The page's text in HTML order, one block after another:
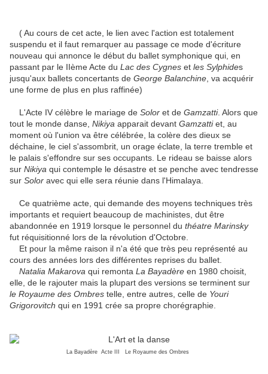
( Au cours de cet acte, le lien avec l'action est totalement
suspendu et il faut remarquer au passage ce mode d'écriture
nouveau qui annonce le début du ballet symphonique qui, en
passant par le IIème Acte du Lac des Cygnes et les Sylphides
jusqu'aux ballets concertants de George Balanchine , va acquérir
une forme de plus en plus raffinée)
L'Acte IV célèbre le mariage de Solor et de Gamzatti. Alors que
tout le monde danse, Nikiya apparait devant Gamzattiet, au
moment où l'union va être célébrée, la colère des dieux se
déchaine, le ciel s'assombrit, un orage éclate, la terre tremble et
le palais s'effondre sur ses occupants. Le rideau se baisse alors
sur Nikiya qui contemple le désastre et se penche avec tendresse
sur Solor avec qui elle sera réunie dans l'Himalaya.
Ce quatrième acte, qui demande des moyens techniques très
importants et requiert beaucoup de machinistes, dut être
abandonnée en 1919 lorsque le personnel du théatre Marinsky
fut réquisitionné lors de la révolution d'Octobre.
Et pour la même raison il n'a été que très peu représenté au
cours des années lors des différentes reprises du ballet.
Natalia Makarova qui remonta La Bayadère en 1980 choisit,
elle, de le rajouter mais la plupart des versions se terminent sur
le Royaume des Ombres telle, entre autres, celle de Youri
Grigorovitch qui en 1991 crée sa propre chorégraphie.
La Bayadère Acte III Le Royaume des Ombres